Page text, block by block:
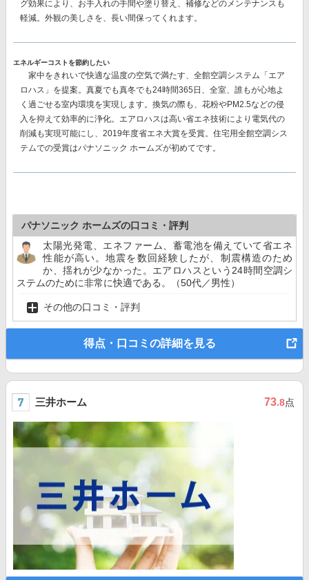
グ効果により、 お手入れの手間や塗り替え、補修などのメンテナンスも
軽減。 外観の美しさを、長い間保ってくれます。
エネルギーコストを節約したい
家中をきれいで快適な温度の空気で満たす、 全館空調システム「エア
ロハス」 を提案。真夏でも真冬でも24時間365日、全室、誰もが心地よ
く過ごせる室内環境を実現します。換気の際も、花粉やPM2.5などの侵
入を抑えて効率的に浄化。エアロハスは高い省エネ技術により電気代の
削減も実現可能にし、 2019年度省エネ大賞を受賞。 住宅用全館空調シス
テムでの受賞はパナソニック ホームズが初めてです。
パナソニック ホームズの口コミ・評判
太陽光発電、エネファーム、蓄電池を備えていて省エネ
性能が高い。地震を数回経験したが、制震構造のため
か、揺れが少なかった。エアロハスという24時間空調シ
ステムのために非常に快適である。（50代／男性）
その他の口コミ・評判
得点・口コミの詳細を見る
三井ホーム 73.8点